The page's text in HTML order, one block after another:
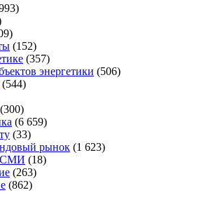
(152)
(357)
энергетики (506)
(544)
(300)
(6 659)
(33)
рынок (1 623)
СМИ (18)
(263)
(862)